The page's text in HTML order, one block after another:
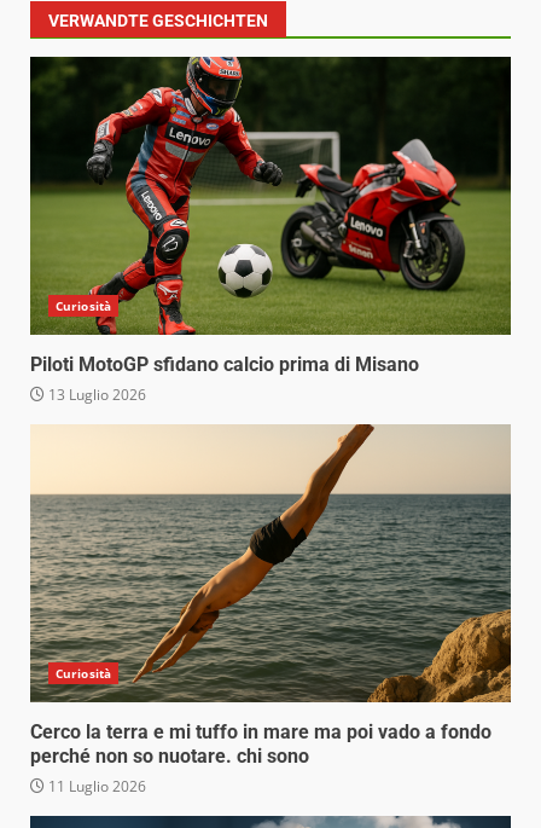
VERWANDTE GESCHICHTEN
Curiosità
Piloti MotoGP sfidano calcio prima di Misano
13 Luglio 2026
Curiosità
Cerco la terra e mi tuffo in mare ma poi vado a fondo
perché non so nuotare. chi sono
11 Luglio 2026